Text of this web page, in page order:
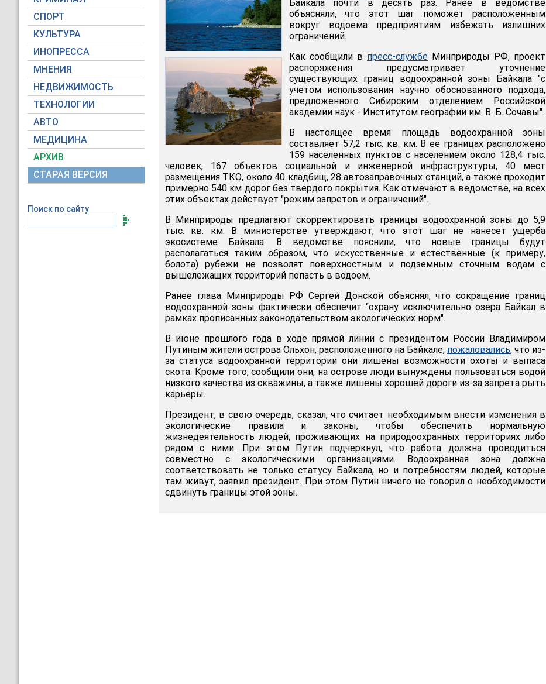
СПОРТ
КУЛЬТУРА
ИНОПРЕССА
МНЕНИЯ
НЕДВИЖИМОСТЬ
ТЕХНОЛОГИИ
АВТО
МЕДИЦИНА
АРХИВ
СТАРАЯ ВЕРСИЯ
Поиск по сайту
Байкала почти в десять раз. Ранее в ведомстве
объясняли, что этот шаг поможет расположенным
вокруг водоема предприятиям избежать излишних
ограничений.
Как сообщили в пресс-службе Минприроды РФ, проект
распоряжения предусматривает уточнение
существующих границ водоохранной зоны Байкала "с
учетом использования научно обоснованного подхода,
предложенного Сибирским отделением Российской
академии наук - Институтом географии им. В. Б. Сочавы".
В настоящее время площадь водоохранной зоны
составляет 57,2 тыс. кв. км. В ее границах расположено
159 населенных пунктов с населением около 128,4 тыс.
человек, 167 объектов социальной и инженерной инфраструктуры, 40 мест
размещения ТКО, около 40 кладбищ, 28 автозаправочных станций, а также проходит
примерно 540 км дорог без твердого покрытия. Как отмечают в ведомстве, на всех
этих объектах действует "режим запретов и ограничений".
В Минприроды предлагают скорректировать границы водоохранной зоны до 5,9
тыс. кв. км. В министерстве утверждают, что этот шаг не нанесет ущерба
экосистеме Байкала. В ведомстве пояснили, что новые границы будут
располагаться таким образом, что искусственные и естественные (к примеру,
болота) рубежи не позволят поверхностным и подземным сточным водам с
вышележащих территорий попасть в водоем.
Ранее глава Минприроды РФ Сергей Донской объяснял, что сокращение границ
водоохранной зоны фактически обеспечит "охрану исключительно озера Байкал в
рамках прописанных законодательством экологических норм".
В июне прошлого года в ходе прямой линии с президентом России Владимиром
Путиным жители острова Ольхон, расположенного на Байкале, пожаловались, что из-
за статуса водоохранной территории они лишены возможности охоты и выпаса
скота. Кроме того, сообщили они, на острове люди вынуждены пользоваться водой
низкого качества из скважины, а также лишены хорошей дороги из-за запрета рыть
карьеры.
Президент, в свою очередь, сказал, что считает необходимым внести изменения в
экологические правила и законы, чтобы обеспечить нормальную
жизнедеятельность людей, проживающих на природоохранных территориях либо
рядом с ними. При этом Путин подчеркнул, что работа должна проводиться
совместно с экологическими организациями. Водоохранная зона должна
соответствовать не только статусу Байкала, но и потребностям людей, которые
там живут, заявил президент. При этом Путин ничего не говорил о необходимости
сдвинуть границы этой зоны.